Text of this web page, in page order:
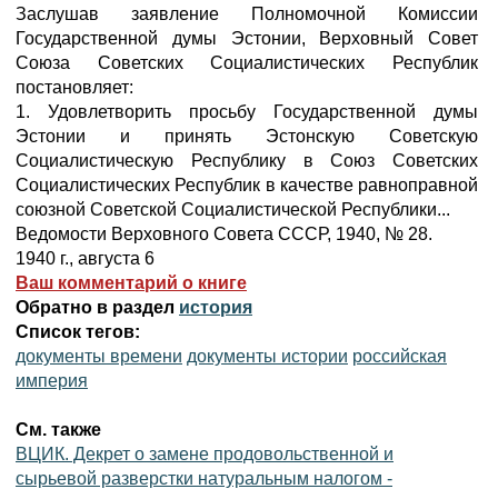
Заслушав заявление Полномочной Комиссии
Государственной думы Эстонии, Верховный Совет
Союза Советских Социалистических Республик
постановляет:
1. Удовлетворить просьбу Государственной думы
Эстонии и принять Эстонскую Советскую
Социалистическую Республику в Союз Советских
Социалистических Республик в качестве равноправной
союзной Советской Социалистической Республики...
Ведомости Верховного Совета СССР, 1940, № 28.
1940 г., августа 6
Ваш комментарий о книге
Обратно в раздел история
Список тегов:
документы времени документы истории российская
империя
См. также
ВЦИК. Декрет о замене продовольственной и
сырьевой разверстки натуральным налогом -